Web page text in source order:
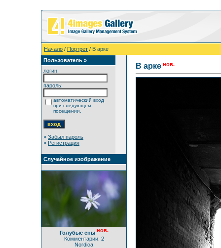
Начало / Портрет / В арке
Пользователь »
логин:
пароль:
автоматический вход
при следующем
посещении.
» Забыл пароль
» Регистрация
Случайное изображение
Голубые сны нов.
Комментарии: 2
Nordica
В арке нов.